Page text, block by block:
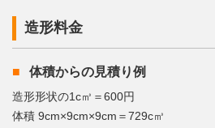
造形料金
体積からの見積り例
造形形状の1c㎥＝600円
体積 9cm×9cm×9cm＝729c㎥